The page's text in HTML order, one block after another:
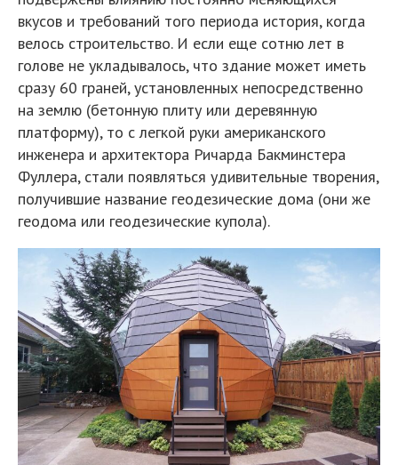
вкусов и требований того периода история, когда
велось строительство. И если еще сотню лет в
голове не укладывалось, что здание может иметь
сразу 60 граней, установленных непосредственно
на землю (бетонную плиту или деревянную
платформу), то с легкой руки американского
инженера и архитектора Ричарда Бакминстера
Фуллера, стали появляться удивительные творения,
получившие название геодезические дома (они же
геодома или геодезические купола).